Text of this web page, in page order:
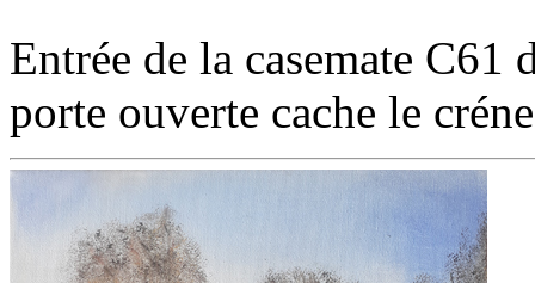
Entrée de la casemate C61
porte ouverte cache le